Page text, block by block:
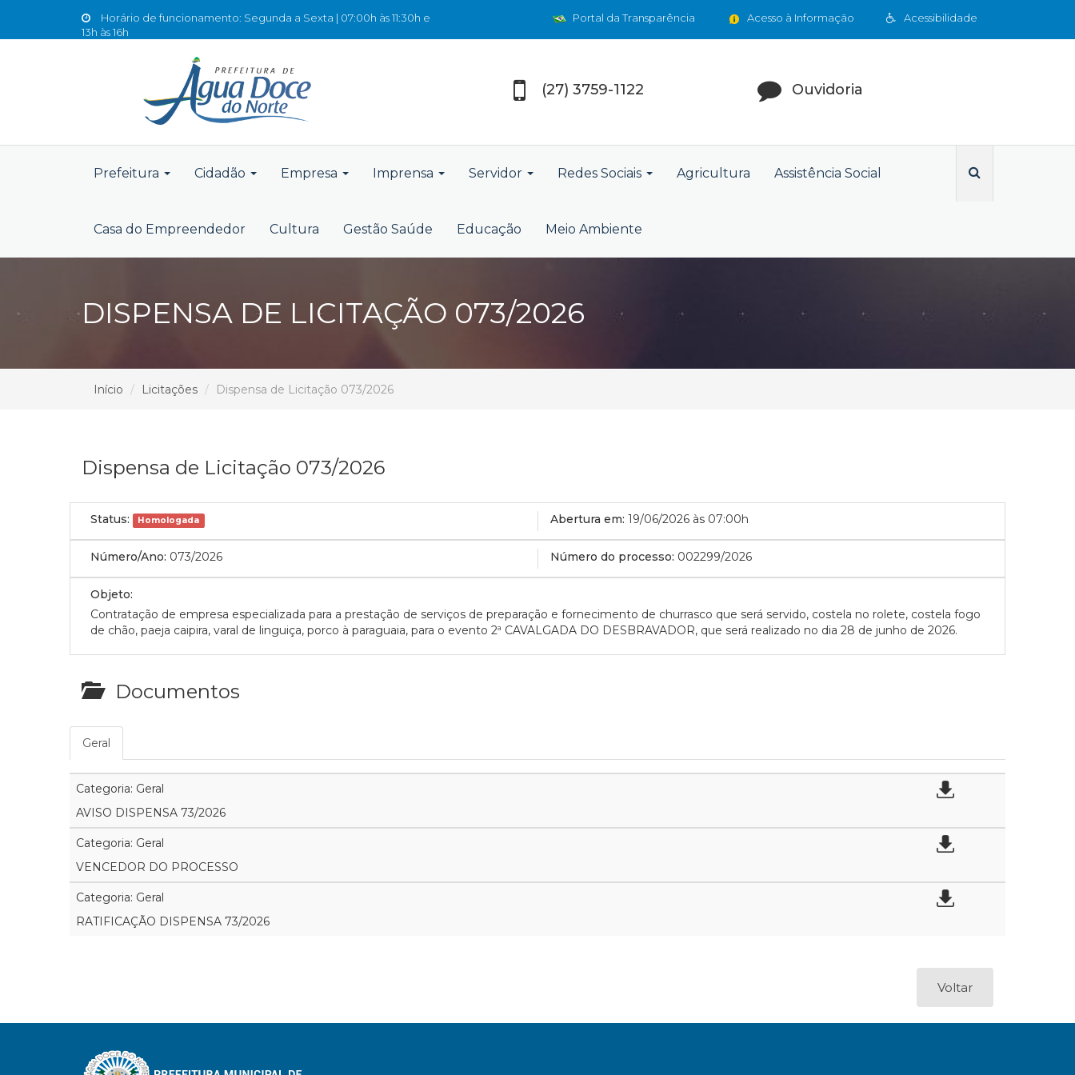
Horário de funcionamento: Segunda a Sexta | 07:00h às 11:30h e
13h às 16h
Acessibilidade
Acesso à Informação
Portal da Transparência
(27) 3759-1122 Ouvidoria
Prefeitura Cidadão Empresa Imprensa Servidor Redes Sociais Agricultura Assistência Social
Casa do Empreendedor Cultura Gestão Saúde Educação Meio Ambiente
DISPENSA DE LICITAÇÃO 073/2026
Início Licitações Dispensa de Licitação 073/2026
Dispensa de Licitação 073/2026
Status: Homologada Abertura em: 19/06/2026 às 07:00h
Número/Ano: 073/2026 Número do processo: 002299/2026
Objeto:
Contratação de empresa especializada para a prestação de serviços de preparação e fornecimento de churrasco que será servido, costela no rolete, costela fogo
de chão, paeja caipira, varal de linguiça, porco à paraguaia, para o evento 2ª CAVALGADA DO DESBRAVADOR, que será realizado no dia 28 de junho de 2026.
Documentos
Geral
Categoria: Geral
AVISO DISPENSA 73/2026
Categoria: Geral
VENCEDOR DO PROCESSO
Categoria: Geral
RATIFICAÇÃO DISPENSA 73/2026
Voltar